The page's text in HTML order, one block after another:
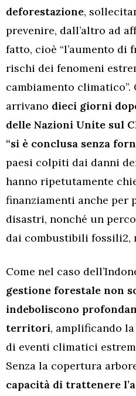
deforestazione,
prevenire, dall’altro ad
fatto, cioè “l’aumento di
rischi dei fenomeni
cambiamento
arrivano dieci giorni
delle Nazioni Unite sul
“si è conclusa senza
paesi colpiti dai danni
hanno ripetutamente
finanziamenti anche per
disastri, nonché un
dai combustibili fossili2,
Come nel caso
gestione forestale non
indeboliscono
territori, amplificando
di eventi climatici
Senza la copertura
capacità di trattenere